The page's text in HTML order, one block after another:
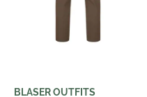
BLASER OUTFITS